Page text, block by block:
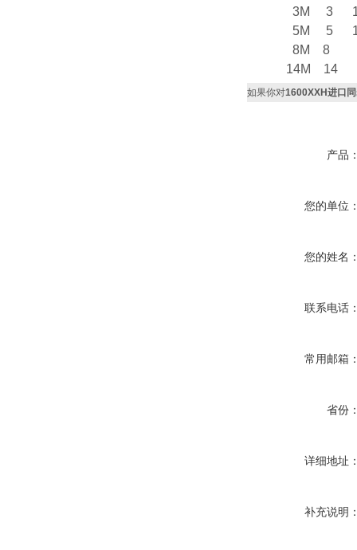
3M 3
5M 5
8M 8
14M 14
如果你对1600XXH进口
产品
您的单位
您的姓名
联系电话
常用邮箱
省份
详细地址
补充说明